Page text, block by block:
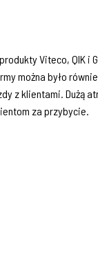
Viteco, QIK i
można było
z klientami. Dużą
za przybycie.